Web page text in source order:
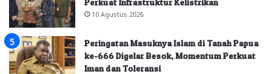
Perkuat Infrastruktur Kelistrikan
10 Agustus 2026
Peringatan Masuknya Islam di Tanah Papua
ke-666 Digelar Besok, Momentum Perkuat
Iman dan Toleransi